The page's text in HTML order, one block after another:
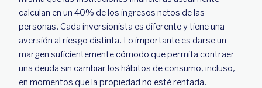
calculan en un 40% de los ingresos netos de las
personas. Cada inversionista es diferente y tiene una
aversión al riesgo distinta. Lo importante es darse un
margen suficientemente cómodo que permita contraer
una deuda sin cambiar los hábitos de consumo, incluso,
en momentos que la propiedad no esté rentada.